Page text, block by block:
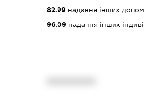
82.99 надання інших
96.09 надання інших